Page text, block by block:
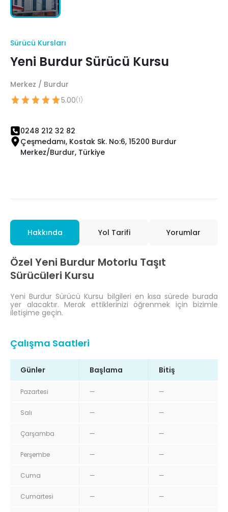
Sürücü Kursları
Yeni Burdur Sürücü Kursu
Merkez / Burdur
5.00(1)
0248 212 32 82
Çeşmedamı, Kostak Sk. No:6, 15200 Burdur
Merkez/Burdur, Türkiye
Hakkında Yol Tarifi Yorumlar
Özel Yeni Burdur Motorlu Taşıt
Sürücüleri Kursu
Yeni Burdur Sürücü Kursu bilgileri en kısa sürede burada
yer alacaktır. Merak ettiklerinizi öğrenmek için bizimle
iletişime geçin.
Çalışma Saatleri
Günler Başlama Bitiş
Pazartesi — —
Salı — —
Çarşamba — —
Perşembe — —
Cuma — —
Cumartesi — —